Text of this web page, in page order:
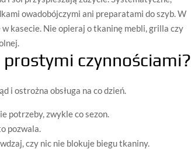
owadobójczymi ani preparatami do szyb. W
kasecie. Nie opieraj o tkaninę mebli, grilla czy
czynnościami?
i ostrożna obsługa na co dzień.
potrzeby, zwykle co sezon.
pozwala.
czy nic nie blokuje biegu tkaniny.